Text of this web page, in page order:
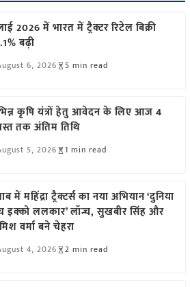
2026 में भारत में ट्रैक्टर रिटेल बिक्री
बढ़ी
6, 2026 5 min read
कृषि यंत्रों हेतु आवेदन के लिए आज 4
तक अंतिम तिथि
5, 2026 1 min read
में महिंद्रा ट्रैक्टर्स का नया अभियान ‘दुनिया
इक्को ललकार’ लॉन्च, सुखबीर सिंह और
वर्मा बने चेहरा
4, 2026 2 min read